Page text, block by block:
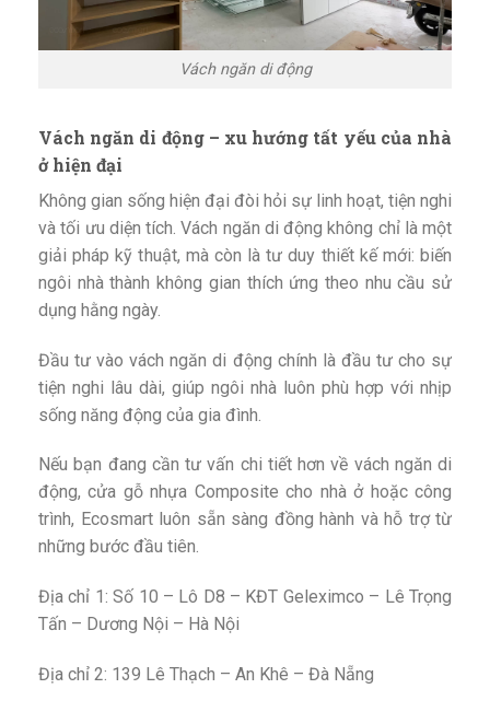
Vách ngăn di động
Vách ngăn di động – xu hướng tất yếu của nhà
ở hiện đại
Không gian sống hiện đại đòi hỏi sự linh hoạt, tiện nghi
và tối ưu diện tích. Vách ngăn di động không chỉ là một
giải pháp kỹ thuật, mà còn là tư duy thiết kế mới: biến
ngôi nhà thành không gian thích ứng theo nhu cầu sử
dụng hằng ngày.
Đầu tư vào vách ngăn di động chính là đầu tư cho sự
tiện nghi lâu dài, giúp ngôi nhà luôn phù hợp với nhịp
sống năng động của gia đình.
Nếu bạn đang cần tư vấn chi tiết hơn về vách ngăn di
động, cửa gỗ nhựa Composite cho nhà ở hoặc công
trình, Ecosmart luôn sẵn sàng đồng hành và hỗ trợ từ
những bước đầu tiên.
Địa chỉ 1: Số 10 – Lô D8 – KĐT Geleximco – Lê Trọng
Tấn – Dương Nội – Hà Nội
Địa chỉ 2: 139 Lê Thạch – An Khê – Đà Nẵng